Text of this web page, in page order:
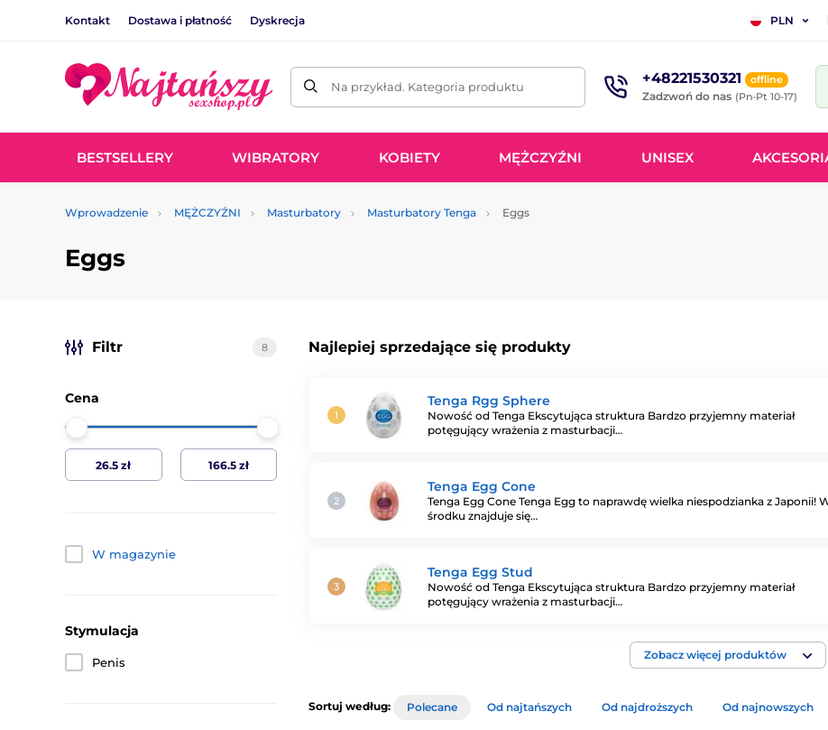
Kontakt Dostawa i płatność Dyskrecja PLN
Na przykład. Kategoria produktu +48221530321 offline
Zadzwoń do nas (Pn-Pt 10-17)
BESTSELLERY WIBRATORY KOBIETY MĘŻCZYŹNI UNISEX
Wprowadzenie MĘŻCZYŹNI Masturbatory Masturbatory Tenga Eggs
Eggs
Najlepiej sprzedające się produkty
Tenga Rgg Sphere
Nowość od Tenga Ekscytująca struktura Bardzo przyjemny materiał
potęgujący wrażenia z masturbacji…
Tenga Egg Cone
Tenga Egg Cone Tenga Egg to naprawdę wielka niespodzianka z Japonii!
środku znajduje się…
Tenga Egg Stud
Nowość od Tenga Ekscytująca struktura Bardzo przyjemny materiał
potęgujący wrażenia z masturbacji…
Zobacz więcej produktów
Filtr 8
Cena
W magazynie
Stymulacja
Penis
Sortuj według: Polecane Od najtańszych Od najdroższych Od najnowszych